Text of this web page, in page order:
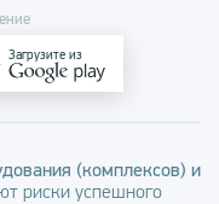
Загрузите из
(комплексов) и
риски успешного